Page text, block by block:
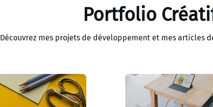
Portfolio
Découvrez mes projets de développement et mes articles